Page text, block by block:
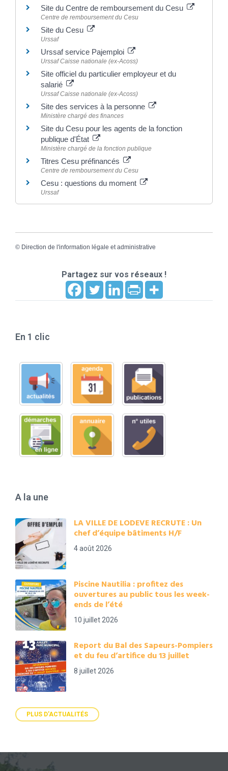
Site du Centre de remboursement du Cesu
Centre de remboursement du Cesu
Site du Cesu
Urssaf
Urssaf service Pajemploi
Urssaf Caisse nationale (ex-Acoss)
Site officiel du particulier employeur et du
salarié
Urssaf Caisse nationale (ex-Acoss)
Site des services à la personne
Ministère chargé des finances
Site du Cesu pour les agents de la fonction
publique d'État
Ministère chargé de la fonction publique
Titres Cesu préfinancés
Centre de remboursement du Cesu
Cesu : questions du moment
Urssaf
© Direction de l'information légale et administrative
Partagez sur vos réseaux !
En 1 clic
A la une
LA VILLE DE LODEVE RECRUTE : Un
chef d’équipe bâtiments H/F
4 août 2026
Piscine Nautilia : profitez des
ouvertures au public tous les week-
ends de l’été
10 juillet 2026
Report du Bal des Sapeurs-Pompiers
et du feu d’artifice du 13 juillet
8 juillet 2026
PLUS D'ACTUALITÉS